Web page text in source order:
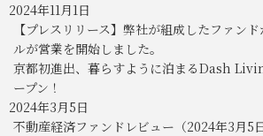
2024年11月1日
【プレスリリース】弊社が組成したファン
ルが営業を開始しました。
京都初進出、暮らすように泊まるDash
ープン！
2024年3月5日
不動産経済ファンドレビュー（2024年3月5